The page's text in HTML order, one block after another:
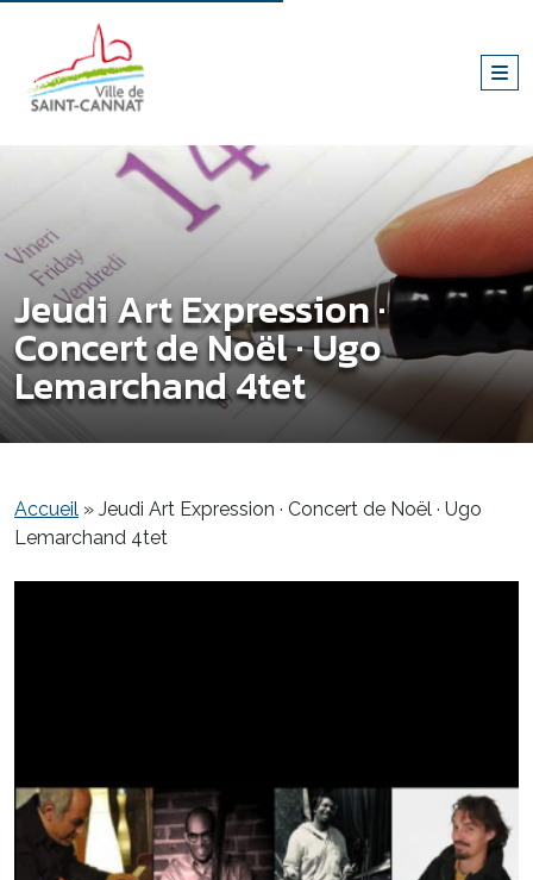
Jeudi Art Expression ·
Concert de Noël · Ugo
Lemarchand 4tet
Accueil » Jeudi Art Expression · Concert de Noël · Ugo
Lemarchand 4tet